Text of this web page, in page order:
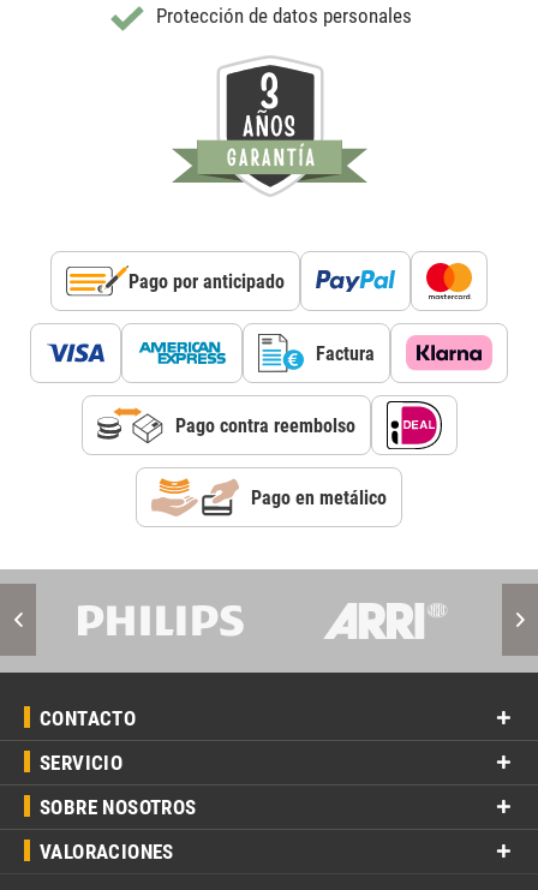
Protección de datos personales
Pago por anticipado
Factura
Pago contra reembolso
Pago en metálico
CONTACTO
SERVICIO
SOBRE NOSOTROS
VALORACIONES